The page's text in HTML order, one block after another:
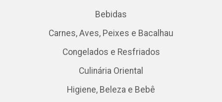
Bebidas
Carnes, Aves, Peixes e Bacalhau
Congelados e Resfriados
Culinária Oriental
Higiene, Beleza e Bebê